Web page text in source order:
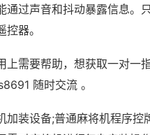
通过声音和抖动暴露信息。
器。
上需要帮助，想获取一对一
随时交流 。
加装设备;普通麻将机程序控